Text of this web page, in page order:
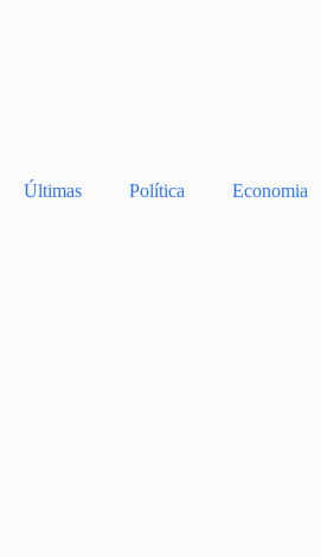
Últimas Política Economia